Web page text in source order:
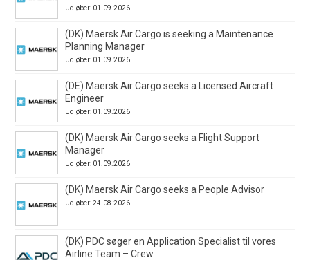
Udløber: 01.09.2026
(DK) Maersk Air Cargo is seeking a Maintenance
Planning Manager
Udløber: 01.09.2026
(DE) Maersk Air Cargo seeks a Licensed Aircraft
Engineer
Udløber: 01.09.2026
(DK) Maersk Air Cargo seeks a Flight Support
Manager
Udløber: 01.09.2026
(DK) Maersk Air Cargo seeks a People Advisor
Udløber: 24.08.2026
(DK) PDC søger en Application Specialist til vores
Airline Team – Crew